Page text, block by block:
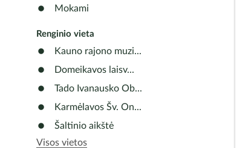
Mokami
Renginio vieta
Kauno rajono muzi...
Domeikavos laisv...
Tado Ivanausko Ob...
Karmėlavos Šv. On...
Šaltinio aikštė
Visos vietos